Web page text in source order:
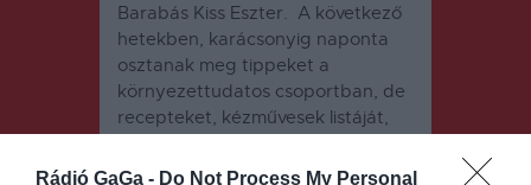
Rádió GaGa - Do Not Process My Personal
Barabás Kiss Eszter. A következő
hetekben, karácsonyig naponta
osztanak meg tippeket a
környezettudatos csoportban, de
recepteket, kézművesek listáját,
tagokkal.